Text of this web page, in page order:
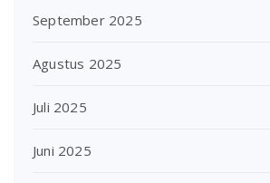
September 2025
Agustus 2025
Juli 2025
Juni 2025